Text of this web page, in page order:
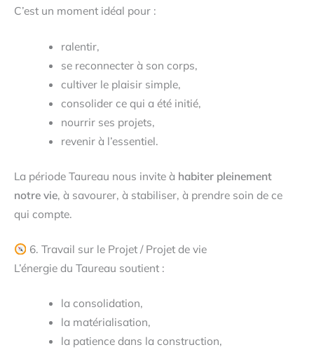
C’est un moment idéal pour :
ralentir,
se reconnecter à son corps,
cultiver le plaisir simple,
consolider ce qui a été initié,
nourrir ses projets,
revenir à l’essentiel.
La période Taureau nous invite à habiter pleinement
notre vie, à savourer, à stabiliser, à prendre soin de ce
qui compte.
6. Travail sur le Projet / Projet de vie
L’énergie du Taureau soutient :
la consolidation,
la matérialisation,
la patience dans la construction,